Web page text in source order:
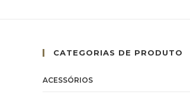
CATEGORIAS DE PRODUTO
ACESSÓRIOS